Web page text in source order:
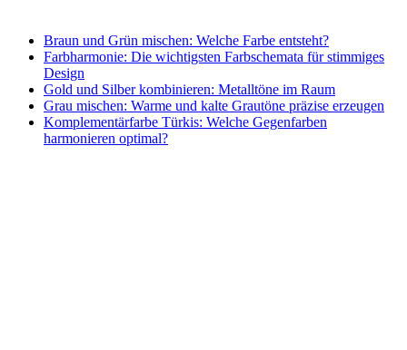
Braun und Grün mischen: Welche Farbe entsteht?
Farbharmonie: Die wichtigsten Farbschemata für stimmiges
Design
Gold und Silber kombinieren: Metalltöne im Raum
Grau mischen: Warme und kalte Grautöne präzise erzeugen
Komplementärfarbe Türkis: Welche Gegenfarben
harmonieren optimal?